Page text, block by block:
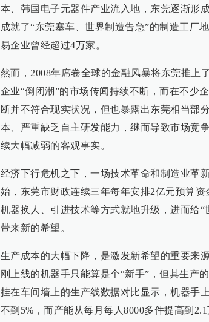
本、韩国电子元器件产业流入地，东莞逐渐形
成就了“东莞塞车、世界制造告急”的制造工厂
易企业曾经超过4万家。
然而，2008年席卷全球的金融风暴将东莞推上
企业“倒闭潮”的市场传闻持续不断，而在不少
断并不符合现实状况，但也暴露出东莞相当部
本、严重缺乏自主研发能力，继而导致市场竞
续大幅减弱的客观事实。
经济下行危机之下，一场技术革命和制造业
始，东莞市财政连续三年每年安排2亿元预算
机器换人、引进技术等方式就地升级，进而给
带来新的希望。
生产成本的大幅下降，是激发新希望的重要来
刚上线的机器手只能算是个“新手”，但其生产
挂在车间墙上的生产线数据对比显示，机器手
不到5%，而产能从每月每人8000多件提高到2.1